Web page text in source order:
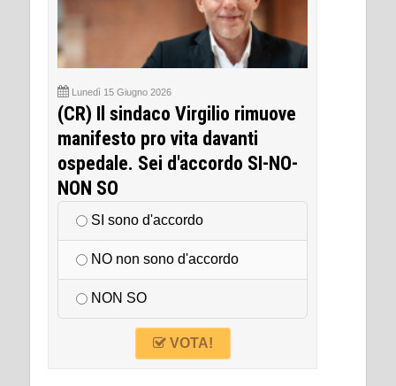
Lunedì 15 Giugno 2026
(CR) Il sindaco Virgilio rimuove
manifesto pro vita davanti
ospedale. Sei d'accordo SI-NO-
NON SO
SI sono d'accordo
NO non sono d'accordo
NON SO
VOTA!